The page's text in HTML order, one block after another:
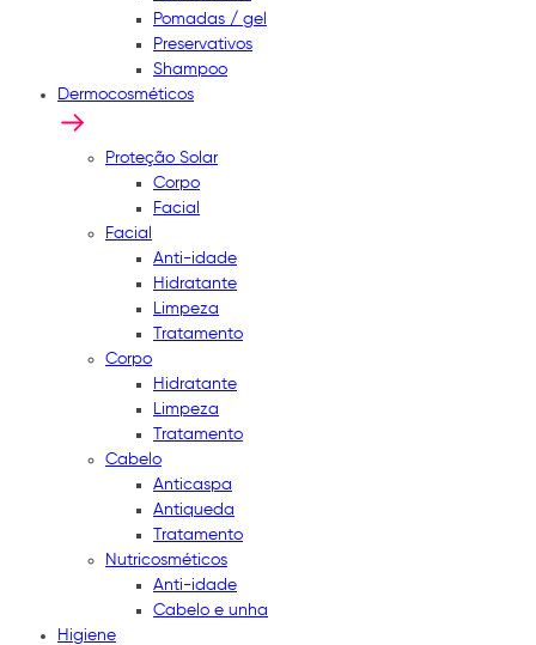
Pomadas / gel
Preservativos
Shampoo
Dermocosméticos
Proteção Solar
Corpo
Facial
Facial
Anti-idade
Hidratante
Limpeza
Tratamento
Corpo
Hidratante
Limpeza
Tratamento
Cabelo
Anticaspa
Antiqueda
Tratamento
Nutricosméticos
Anti-idade
Cabelo e unha
Higiene